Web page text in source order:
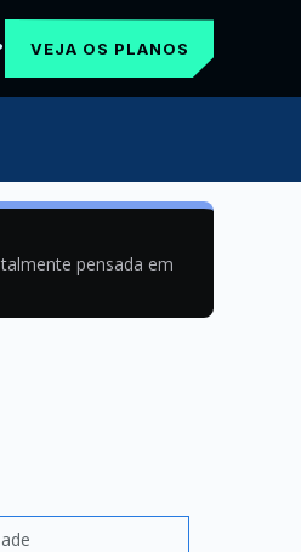
VEJA OS PLANOS
pensada em